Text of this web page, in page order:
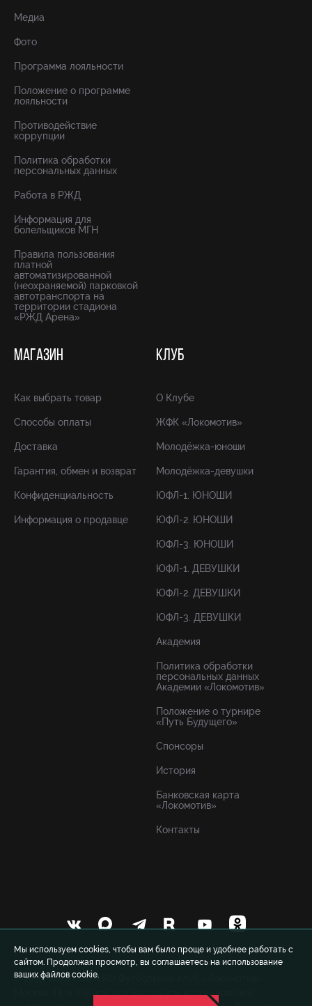
Мы используем cookies, чтобы вам было проще и удобнее работать с
сайтом. Продолжая просмотр, вы соглашаетесь на использование
ваших файлов cookie.
Медиа
Фото
Программа лояльности
Положение о программе
лояльности
Противодействие
коррупции
Политика обработки
персональных данных
Работа в РЖД
Информация для
болельщиков МГН
Правила пользования
платной
автоматизированной
(неохраняемой) парковкой
автотранспорта на
территории стадиона
«РЖД Арена»
МАГАЗИН
Как выбрать товар
Способы оплаты
Доставка
Гарантия, обмен и возврат
Конфиденциальность
Информация о продавце
КЛУБ
О Клубе
ЖФК «Локомотив»
Молодёжка-юноши
Молодёжка-девушки
ЮФЛ-1. ЮНОШИ
ЮФЛ-2. ЮНОШИ
ЮФЛ-3. ЮНОШИ
ЮФЛ-1. ДЕВУШКИ
ЮФЛ-2. ДЕВУШКИ
ЮФЛ-3. ДЕВУШКИ
Академия
Политика обработки
персональных данных
Академии «Локомотив»
Положение о турнире
«Путь Будущего»
Спонсоры
История
Банковская карта
«Локомотив»
Контакты
© 1999-2026 FCLM.RU Футбольный клуб «Локомотив»
Москва. При полном или частичном использовании